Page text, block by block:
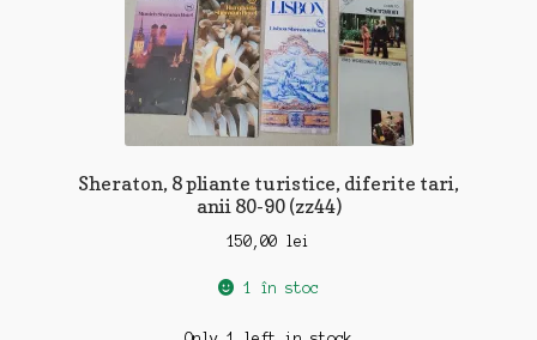
Sheraton, 8 pliante turistice, diferite tari,
anii 80-90 (zz44)
150,00 lei
1 în stoc